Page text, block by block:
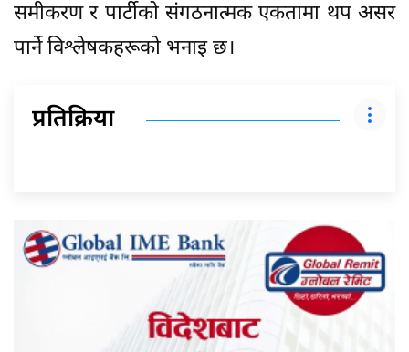
समीकरण र पार्टीको संगठनात्मक एकतामा थप असर
पार्ने विश्लेषकहरूको भनाइ छ।
प्रतिक्रिया